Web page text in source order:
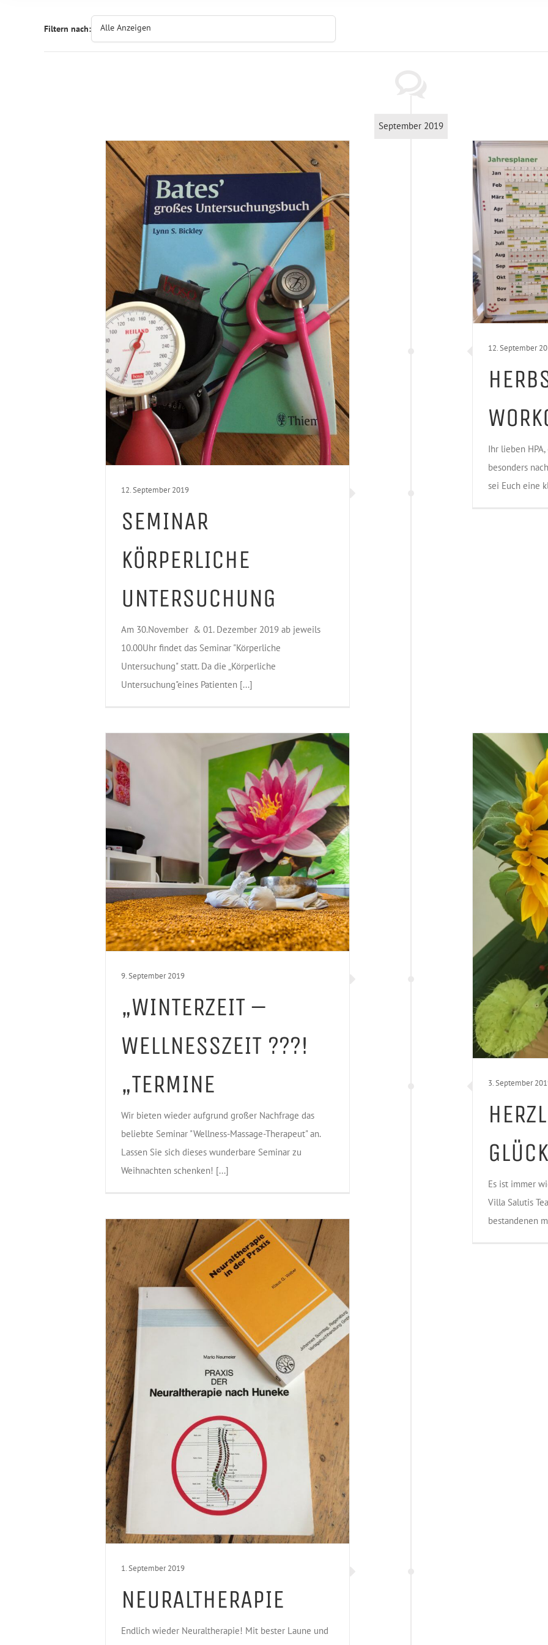
Filtern nach: Alle Anzeigen
September 2019
12. September 2019
SEMINAR
KÖRPERLICHE
UNTERSUCHUNG
Am 30.November & 01. Dezember 2019 ab jeweils
10.00Uhr findet das Seminar "Körperliche
Untersuchung" statt. Da die „Körperliche
Untersuchung"eines Patienten [...]
12. September
Ihr lieben
besonders
sei Euch eine
9. September 2019
„WINTERZEIT –
WELLNESSZEIT ???!
„TERMINE
Wir bieten wieder aufgrund großer Nachfrage das
beliebte Seminar "Wellness-Massage-Therapeut" an.
Lassen Sie sich dieses wunderbare Seminar zu
Weihnachten schenken! [...]
3. September
Es ist immer
Villa Salutis
bestandenen
1. September 2019
NEURALTHERAPIE
Endlich wieder Neuraltherapie! Mit bester Laune und